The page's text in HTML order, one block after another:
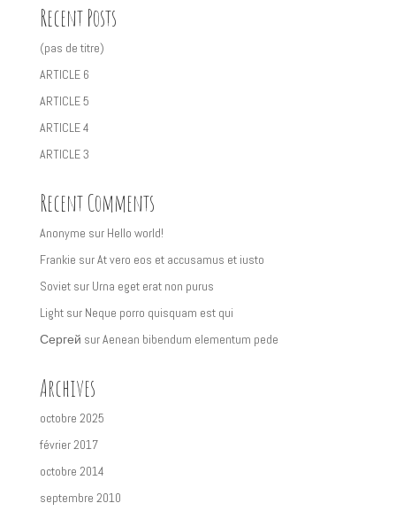
Recent Posts
(pas de titre)
ARTICLE 6
ARTICLE 5
ARTICLE 4
ARTICLE 3
Recent Comments
Anonyme sur Hello world!
Frankie surAt vero eos et accusamus et iusto
Sovietsur Urna eget erat non purus
Lightsur Neque porro quisquam est qui
Сергей surAenean bibendum elementum pede
Archives
octobre 2025
février 2017
octobre 2014
septembre 2010